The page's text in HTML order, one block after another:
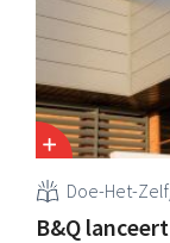
resultaten en
Doe-Het-
B&Q